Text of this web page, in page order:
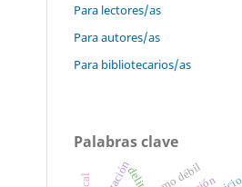
Para lectores/as
Para autores/as
Para bibliotecarios/as
Palabras clave
delito